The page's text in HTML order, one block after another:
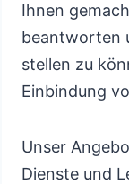
Ihnen
beantworten
stellen zu
Einbindung
Unser
Dienste und